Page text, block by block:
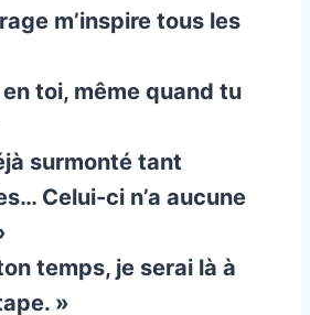
m’inspire tous les
toi, même quand tu
surmonté tant
Celui-ci n’a aucune
temps, je serai là à
»